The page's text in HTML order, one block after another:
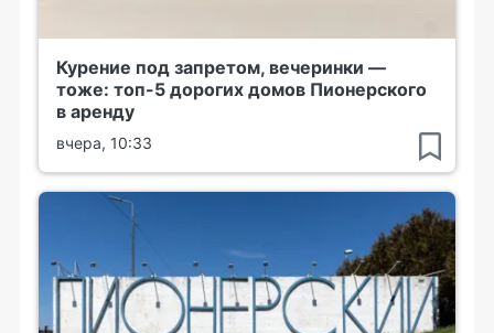
Курение под запретом, вечеринки —
тоже: топ-5 дорогих домов Пионерского
в аренду
вчера, 10:33